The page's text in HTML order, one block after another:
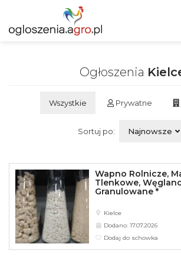
Ogłoszenia
Wszystkie Prywatne
Sortuj po: Najnowsze
Wapno Rolnicze,
Tlenkowe,
Granulowane *
Kielce
Dodano: 17.07.2026
Dodaj do schowka